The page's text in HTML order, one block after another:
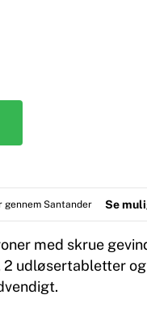
gennem Santander Se
med skrue
2 udløsertabletter og